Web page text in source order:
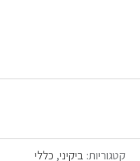
קטגוריות: ביקיני, כללי